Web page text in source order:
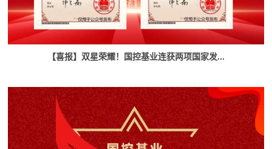
【喜报】双星荣耀！国控基业连获两项国家发...